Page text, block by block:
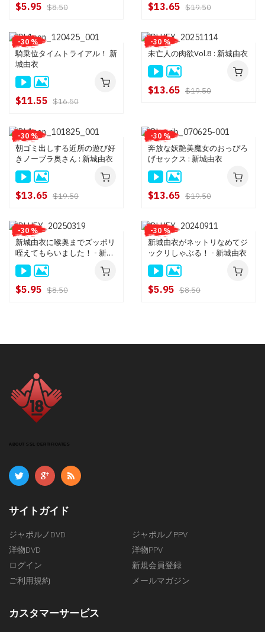
$5.95 $8.50 $13.65 $19.50
-30 %
騎乗位タイムトライアル！ 新
城由衣
$11.55 $16.50
-30 %
未亡人の肉欲Vol.8 : 新城由衣
$13.65 $19.50
-30 %
朝ゴミ出しする近所の遊び好
きノーブラ奥さん : 新城由衣
$13.65 $19.50
-30 %
奔放な妖艶美魔女のおっぴろ
げセックス : 新城由衣
$13.65 $19.50
-30 %
新城由衣に喉奥までズッポリ
咥えてもらいました！ - 新城
由衣
$5.95 $8.50
-30 %
新城由衣がネットリなめてジ
ックリしゃぶる！ - 新城由衣
$5.95 $8.50
ABOUT SSL CERTIFICATES
サイトガイド
ジャポルノDVD
ジャポルノPPV
洋物DVD
洋物PPV
ログイン
新規会員登録
ご利用規約
メールマガジン
カスタマーサービス